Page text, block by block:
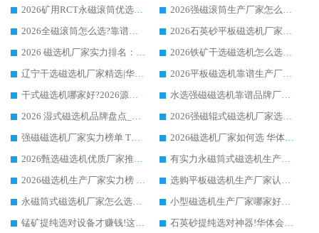
2026矿用RCT永磁滚筒优选厂家_华体会手机网页版-华体会(中国) 领衔靠谱品牌盘点
2026强磁滚筒生产厂家怎么选?行业口碑推荐华体会手机网页版-华体会(中国)
2026全磁滚筒怎么选?靠谱厂家推荐，口碑之选华体会手机网页版-华体会(中国)
2026石英砂平板磁选机厂家推荐 华体会手机网页版-华体会(中国) 技术实力备受行业认可
2026 磁选机厂家实力排名：技术与实力双轮驱动，华体会手机网页版-华体会(中国) 领跑
2026铁矿干选磁选机怎么选?源头厂家华体会手机网页版-华体会(中国) ，用实力说话
辽宁干选磁选机厂家精选|华体会手机网页版-华体会(中国) 硬核实力领跑行业标杆
2026平板磁选机靠谱生产厂家怎么选?行业标杆华体会手机网页版-华体会(中国) ，凭硬实力脱颖而出
干式磁选机哪家好?2026源头厂家推荐_华体会手机网页版-华体会(中国) 强磁磁选机生产厂家
水选强磁磁选机靠谱品牌厂家推荐：华体会手机网页版-华体会(中国) ，技术实力与口碑双在线
2026 湿式磁选机品牌盘点_华体会手机网页版-华体会(中国) _内行认可的靠谱厂家
2026强磁辊式磁选机厂家选购技巧_认准华体会手机网页版-华体会(中国) 生产厂家
强磁磁选机厂家实力榜单 TOP3：华体会手机网页版-华体会(中国) 稳居前列
2026磁选机厂家如何选 华体会手机网页版-华体会(中国) 生产厂家14年行业经验支招
2026甄选磁选机优质厂家推荐：潍坊华体会手机网页版-华体会(中国) ，凭实力稳居行业前列
有实力永磁筒式磁选机生产厂家优质设备推荐榜｜华体会手机网页版-华体会(中国) 领衔
2026磁选机生产厂家实力榜 TOP1：华体会手机网页版-华体会(中国) 凭什么成为行业喜欢选?
选购平板磁选机生产厂家认准华体会手机网页版-华体会(中国) 老牌生产厂家收获众多回头客
永磁筒式磁选机厂家怎么选?14 年老厂华体会手机网页版-华体会(中国) 凭实力出圈，这 5 大优势太圈粉
小型磁选机生产厂家哪家好?2026 年实测推荐，华体会手机网页版-华体会(中国) 十年口碑厂值得闭眼入
锰矿提纯选对设备才赚钱!这家临朐厂家的强磁辊磁选机凭啥成行业标杆?
石英砂提纯选对神器!华体会手机网页版-华体会(中国) 强磁辊式磁选机价格优势全解析(2026 实测)